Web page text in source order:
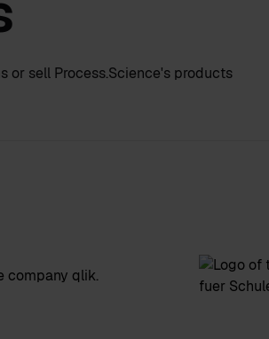
or sell Process.Science's products